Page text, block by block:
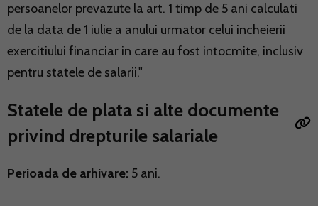
persoanelor prevazute la art. 1 timp de 5 ani calculati
de la data de 1 iulie a anului urmator celui incheierii
exercitiului financiar in care au fost intocmite, inclusiv
pentru statele de salarii."
Statele de plata si alte documente
privind drepturile salariale
Perioada de arhivare: 5 ani.